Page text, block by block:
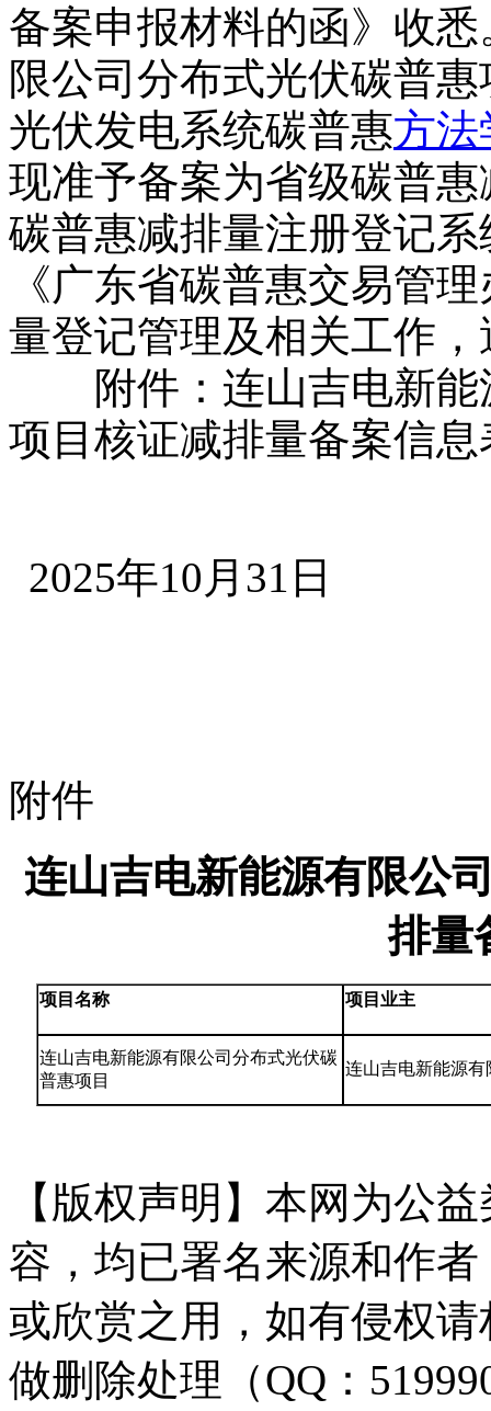
备案申报材料的函》收
限公司分布式光伏碳普
光伏发电系统碳普惠方法
现准予备案为省级碳普
碳普惠减排量注册登记
《广东省碳普惠交易管
量登记管理及相关工作
附件：连山吉电新
项目核证减排量备案信息
2025年10月31日
附件
连山吉电新能源有限公
排量
项目名称 项目业主
连山吉电新能源有限公司分布式光伏碳
普惠项目
连山吉电新能源有
【版权声明】本网为公
容，均已署名来源和作
或欣赏之用，如有侵权
做删除处理（QQ：